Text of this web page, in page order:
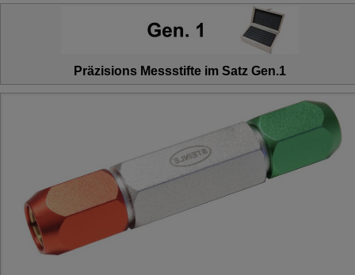
Präzisions Messstifte im Satz Gen.1